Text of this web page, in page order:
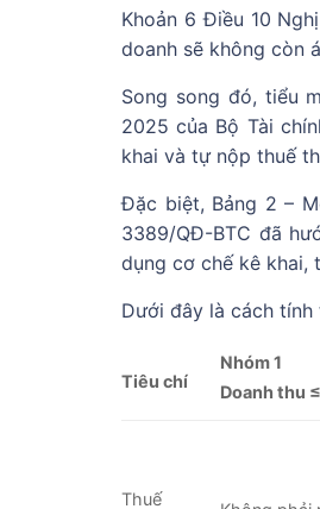
Khoản 6 Điều 10
doanh sẽ không còn
Song song đó, tiểu
2025 của Bộ Tài
khai và tự nộp thuế
Đặc biệt, Bảng 2 –
3389/QĐ-BTC đã
dụng cơ chế kê khai,
Dưới đây là cách
Tiêu chí
Nhóm 1
Doanh thu
Thuế